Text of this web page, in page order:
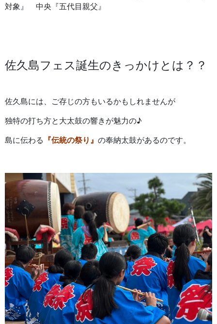
対象』 中央『五代目親父』
佐久島フェス誕生のきっかけとは？？
佐久島には、ご存じの方もいるかもしれませんが
独特の打ち方と大太鼓の響きが魅力の♪
島に伝わる 『伝統の祭り』 の奉納太鼓があるのです。